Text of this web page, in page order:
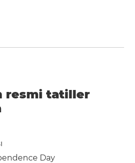
resmi tatiller
Day